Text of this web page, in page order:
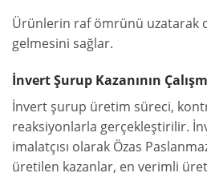
Ürünlerin raf ömrünü uzatarak
gelmesini sağlar.
İnvert Şurup Kazanının
İnvert şurup üretim süreci,
reaksiyonlarla gerçekleştirilir.
imalatçısı olarak Özas
üretilen kazanlar, en verimli